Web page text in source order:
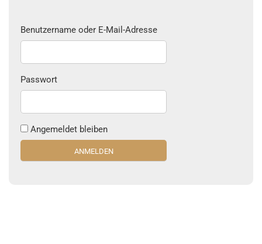
Benutzername oder E-Mail-Adresse
Passwort
Angemeldet bleiben